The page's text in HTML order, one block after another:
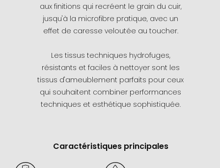
aux finitions qui recréent le grain du cuir,
jusqu'à la microfibre pratique, avec un
effet de caresse veloutée au toucher.
Les tissus techniques hydrofuges,
résistants et faciles à nettoyer sont les
tissus d'ameublement parfaits pour ceux
qui souhaitent combiner performances
techniques et esthétique sophistiquée.
Caractéristiques principales